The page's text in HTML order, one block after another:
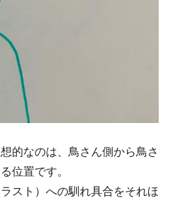
的なのは、鳥さん側から鳥さ
位置です。
スト）への馴れ具合をそれほ